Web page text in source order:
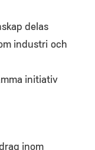
delas
industri och
initiativ
inom